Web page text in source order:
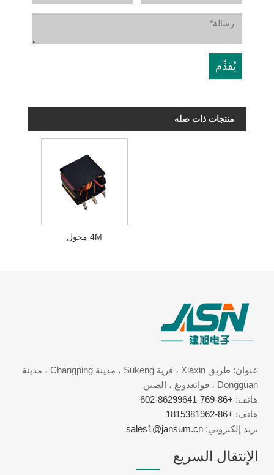
منتجات ذات صله
4M محول
عنوان: طريق Xiaxin ، قرية Sukeng ، مدينة Changping ، مدينة
Dongguan ، قوانغدونغ ، الصين
هاتف: +86-769-86299641-602
هاتف: +86-1815381962
بريد إلكتروني:sales1@jansum.cn
الإنتقال السريع